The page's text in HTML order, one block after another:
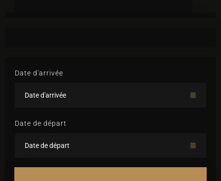
Date d'arrivée
Date de départ